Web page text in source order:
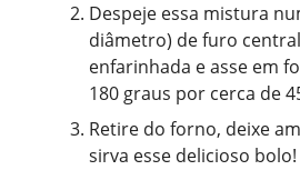
Despeje essa mistura
diâmetro) de furo
enfarinhada e asse em
180 graus por cerca de
Retire do forno, deixe
sirva esse delicioso bolo!